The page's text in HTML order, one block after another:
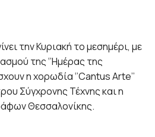
την Κυριακή το μεσημέρι, με
της ‘’Ημέρας της
η χορωδία ‘’Cantus Arte’’
Σύγχρονης Τέχνης και η
Θεσσαλονίκης.